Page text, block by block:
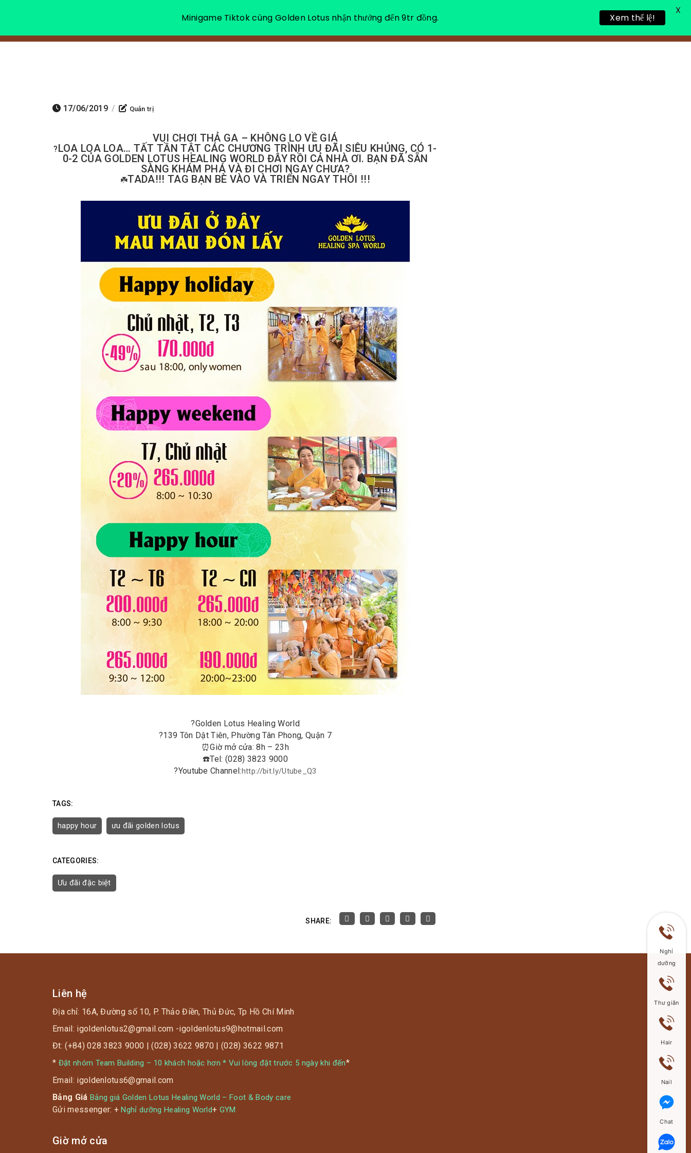
VỀ CHÚNG TÔI NGHỈ DƯỠNG THƯ GIÃN LIÊN HỆ
17/06/2019 / Quản trị
VUI CHƠI THẢ GA – KHÔNG LO VỀ GIÁ
?LOA LOA LOA… TẤT TẦN TẬT CÁC CHƯƠNG TRÌNH ƯU ĐÃI SIÊU KHỦNG, CÓ 1-
0-2 CỦA GOLDEN LOTUS HEALING WORLD ĐÂY RỒI CẢ NHÀ ƠI. BẠN ĐÃ SẴN
SÀNG KHÁM PHÁ VÀ ĐI CHƠI NGAY CHƯA?
☘️TADA!!! TAG BẠN BÈ VÀO VÀ TRIỂN NGAY THÔI !!!
?Golden Lotus Healing World
?139 Tôn Dật Tiên, Phường Tân Phong, Quận 7
⏰Giờ mở cửa: 8h – 23h
☎️Tel: (028) 3823 9000
?Youtube Channel:http://bit.ly/Utube_Q3
TAGS:
happy hour ưu đãi golden lotus
CATEGORIES:
Ưu đãi đặc biệt
SHARE:
Liên hệ
Địa chỉ: 16A, Đường số 10, P. Thảo Điền, Thủ Đức, Tp Hồ Chí Minh
Email: igoldenlotus2@gmail.com -igoldenlotus9@hotmail.com
Đt: (+84) 028 3823 9000 | (028) 3622 9870 | (028) 3622 9871
* Đặt nhóm Team Building – 10 khách hoặc hơn * Vui lòng đặt trước 5 ngày khi đến*
Email: igoldenlotus6@gmail.com
Bảng Giá Bảng giá Golden Lotus Healing World – Foot & Body care
Gửi messenger: +Nghỉ dưỡng Healing World+ GYM
Giờ mở cửa
Nghỉ
dưỡng
Thư giãn
Hair
Nail
Chat
Minigame Tiktok cùng Golden Lotus nhận thưởng đến 9tr đồng. Xem thể lệ!
X